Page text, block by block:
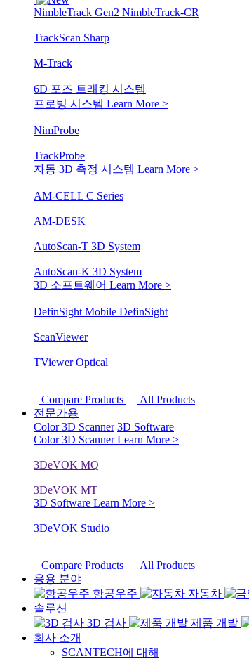
NimbleTrack Gen2 NimbleTrack-CR
TrackScan Sharp
M-Track
6D 포즈 트래킹 시스템
프로빙 시스템 Learn More >
NimProbe
TrackProbe
자동 3D 측정 시스템 Learn More >
AM-CELL C Series
AM-DESK
AutoScan-T 3D System
AutoScan-K 3D System
3D 소프트웨어 Learn More >
DefinSight Mobile DefinSight
ScanViewer
TViewer Optical
Compare Products
All Products
전문가용
Color 3D Scanner 3D Software
Color 3D ScannerLearn More >
3DeVOK MQ
3DeVOK MT
3D Software Learn More >
3DeVOK Studio
Compare Products
All Products
응용 분야
항공우주
자동차
솔루션
3D 검사
제품 개발
회사 소개
SCANTECH에 대해